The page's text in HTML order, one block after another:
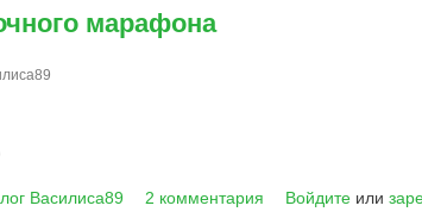
марафона
Василиса89 2 комментария Войдите или